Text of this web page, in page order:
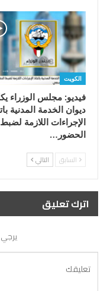
الكويت
فيديو: مجلس الوزراء
ديوان الخدمة المدنية
الإجراءات اللازمة لضبط
الحضور…
السابق التالي
اترك تعليق